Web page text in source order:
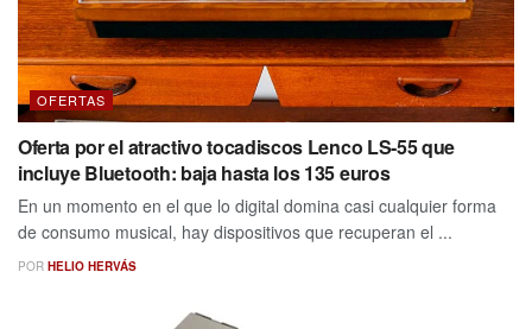
OFERTAS
Oferta por el atractivo tocadiscos Lenco LS-55 que
incluye Bluetooth: baja hasta los 135 euros
En un momento en el que lo digital domina casi cualquier forma
de consumo musical, hay dispositivos que recuperan el ...
POR HELIO HERVÁS